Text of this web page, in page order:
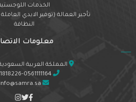
الخدمات
تأجير العمالة (توفير الايدي
النظافة
معلومات
المملكة العربية
0591818226-0561111164
info@samra.sa